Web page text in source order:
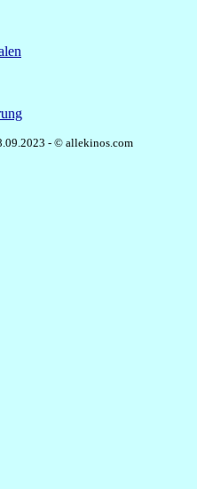
- © allekinos.com